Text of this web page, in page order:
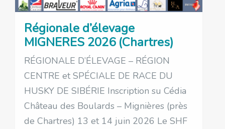
Régionale d’élevage
MIGNERES 2026 (Chartres)
RÉGIONALE D’ÉLEVAGE – RÉGION
CENTRE et SPÉCIALE DE RACE DU
HUSKY DE SIBÉRIE Inscription su Cédia
Château des Boulards – Mignières (près
de Chartres) 13 et 14 juin 2026 Le SHF